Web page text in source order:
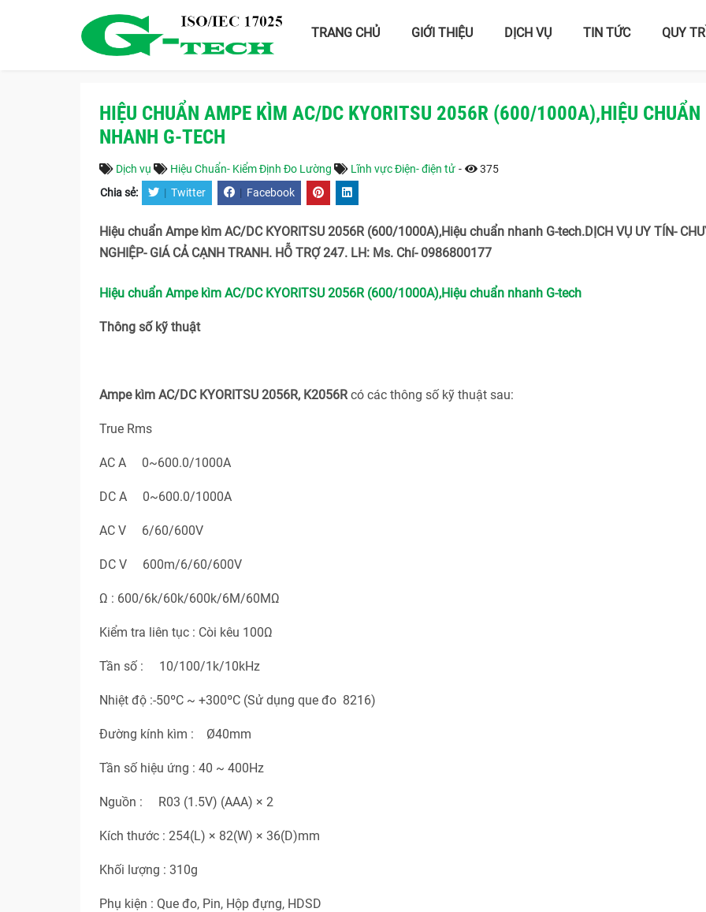
TRANG CHỦ GIỚI THIỆU DỊCH VỤ TIN TỨC QUY
HIỆU CHUẨN AMPE KÌM AC/DC KYORITSU 2056R (600/1000A),HIỆU CHUẨN
NHANH G-TECH
Dịch vụ Hiệu Chuẩn- Kiểm Định Đo Lường Lĩnh vực Điện- điện tử - 375
Chia sẻ: | Twitter | Facebook
Hiệu chuẩn Ampe kìm AC/DC KYORITSU 2056R (600/1000A),Hiệu chuẩn nhanh G-tech.DỊCH VỤ UY TÍN-
NGHIỆP- GIÁ CẢ CẠNH TRANH. HỖ TRỢ 247. LH: Ms. Chí- 0986800177
Hiệu chuẩn Ampe kìm AC/DC KYORITSU 2056R (600/1000A),Hiệu chuẩn nhanh G-tech
Thông số kỹ thuật
Ampe kìm AC/DC KYORITSU 2056R, K2056Rcó các thông số kỹ thuật sau:
True Rms
AC A 0~600.0/1000A
DC A 0~600.0/1000A
AC V 6/60/600V
DC V 600m/6/60/600V
Ω : 600/6k/60k/600k/6M/60MΩ
Kiểm tra liên tục : Còi kêu 100Ω
Tần số : 10/100/1k/10kHz
Nhiệt độ :-50ºC ~ +300ºC (Sử dụng que đo 8216)
Đường kính kìm : Ø40mm
Tần số hiệu ứng : 40 ~ 400Hz
Nguồn : R03 (1.5V) (AAA) × 2
Kích thước : 254(L) × 82(W) × 36(D)mm
Khối lượng : 310g
Phụ kiện : Que đo, Pin, Hộp đựng, HDSD